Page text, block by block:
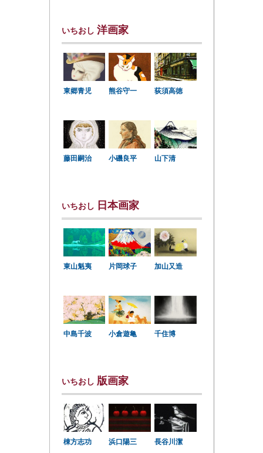
いちおし 洋画家
東郷青児 熊谷守一 荻須高徳
藤田嗣治 小磯良平 山下清
いちおし 日本画家
東山魁夷 片岡球子 加山又造
中島千波 小倉遊亀 千住博
いちおし 版画家
棟方志功 浜口陽三 長谷川潔